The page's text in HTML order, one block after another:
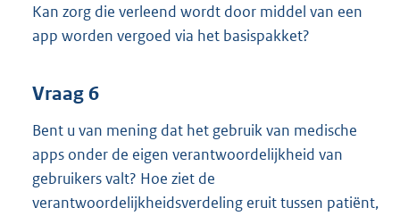
Kan zorg die verleend wordt door middel van een
app worden vergoed via het basispakket?
Vraag 6
Bent u van mening dat het gebruik van medische
apps onder de eigen verantwoordelijkheid van
gebruikers valt? Hoe ziet de
verantwoordelijkheidsverdeling eruit tussen patiënt,